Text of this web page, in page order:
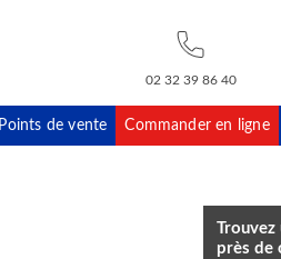
02 32 39 86 40
Points de vente Commander en ligne
Trouvez
près de